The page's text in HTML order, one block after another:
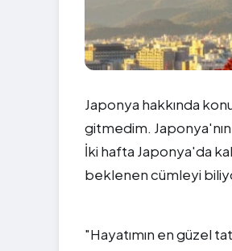
Japonya hakkında
gitmedim.
İki hafta Japonya'da
beklenen cümleyi
"Hayatımın en güzel